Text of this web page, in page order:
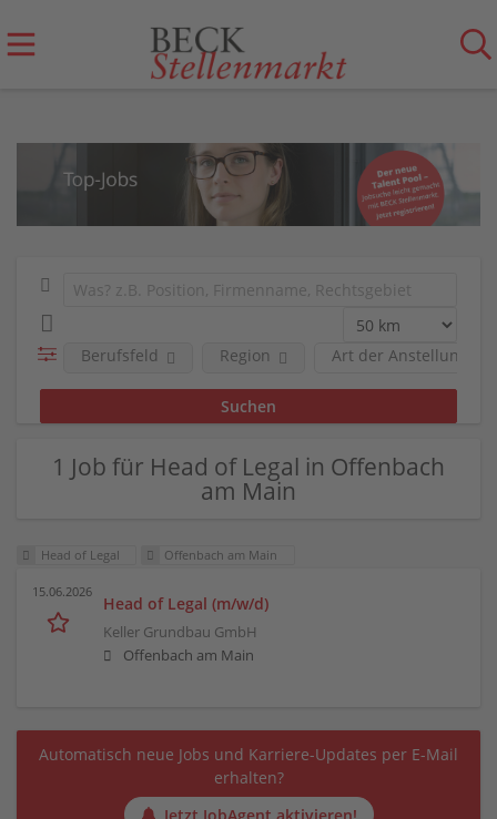
Berufsfeld Region Art der Anstellung
1 Job für Head of Legal in Offenbach
am Main
Head of Legal Offenbach am Main
15.06.2026
Head of Legal (m/w/d)
Keller Grundbau GmbH
Offenbach am Main
Automatisch neue Jobs und Karriere-Updates per E-Mail
erhalten?
Jetzt JobAgent aktivieren!